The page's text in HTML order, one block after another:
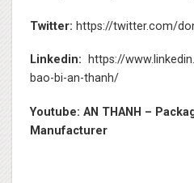
Twitter: https://twitter.com/
Linkedin:
https://
bao-bi-an-thanh/
Youtube: AN THANH –
Manufacturer